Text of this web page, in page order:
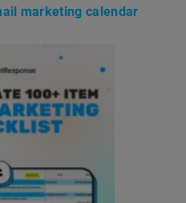
marketing calendar